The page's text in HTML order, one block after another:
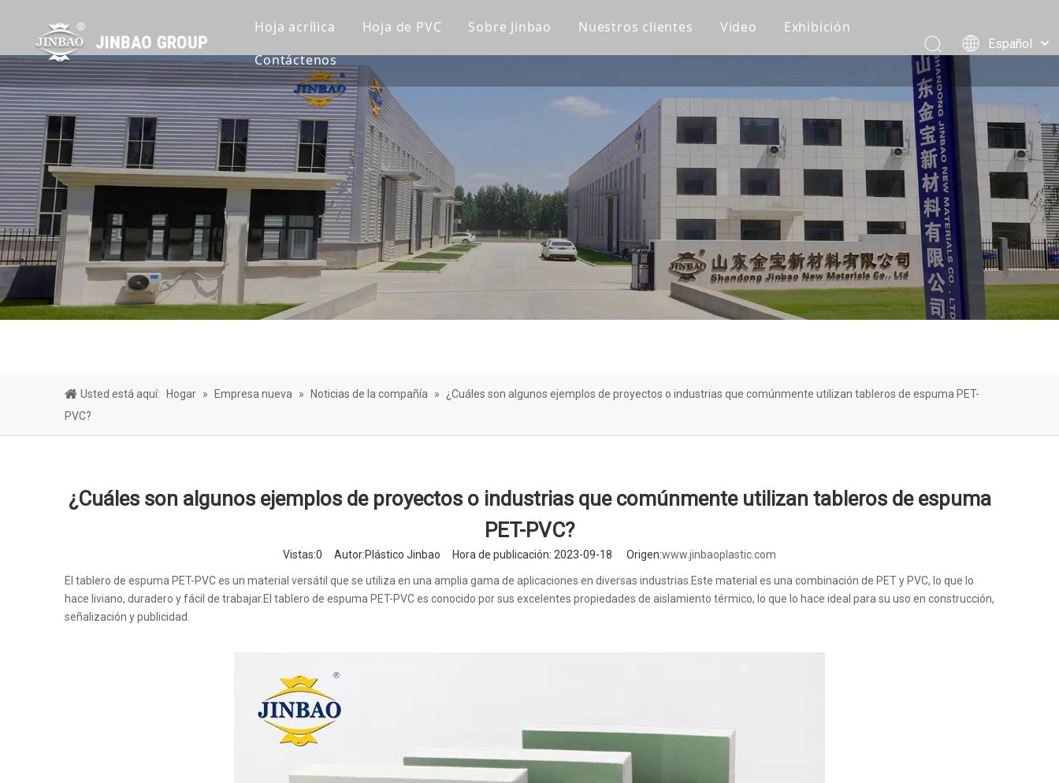
Hoja acrílica
Hoja de acrílico fundido
Hoja de acrílico transparente
Hoja de acrílico de color
Extruir lámina acrílica
Hoja de acrílico esmerilado
Hoja de acrílico espejo
Hoja de acrílico de patrón
Hoja acrílica súper gruesa
Hoja de PVC
Tablero de gabinete de PVC
Tablero de PVC Celuka
Tablero de espuma extruido de PVC
Tablero de espuma sin PVC
Panel de pared de WPC
Panel de pared ultravioleta
Sobre Jinbao
Perfil de la empresa
Línea de fábrica
Certificaciones
Noticias de la compañía
Nuestros clientes Video
Recomendaciones de clientes
Vídeos de producción
Vídeos de embalaje y carga
Vídeo del producto
Eventos corporativos
Exhibición
Contáctenos
Español
Português
简体中文
English
Usted está aquí: Hogar » Empresa nueva » Noticias de la compañía »
¿Cuáles son algunos ejemplos de proyectos o industrias que comúnmente utilizan tableros de espuma PET-
PVC?
¿Cuáles son algunos ejemplos de proyectos o industrias que comúnmente utilizan tableros de espuma
PET-PVC?
Vistas:0 Autor:Plástico Jinbao Hora de publicación: 2023-09-18 Origen:www.jinbaoplastic.com
El tablero de espuma PET-PVC es un material versátil que se utiliza en una amplia gama de aplicaciones en diversas industrias.Este material es una combinación de PET y PVC, lo que lo
hace liviano, duradero y fácil de trabajar.El tablero de espuma PET-PVC es conocido por sus excelentes propiedades de aislamiento térmico, lo que lo hace ideal para su uso en construcción,
señalización y publicidad.